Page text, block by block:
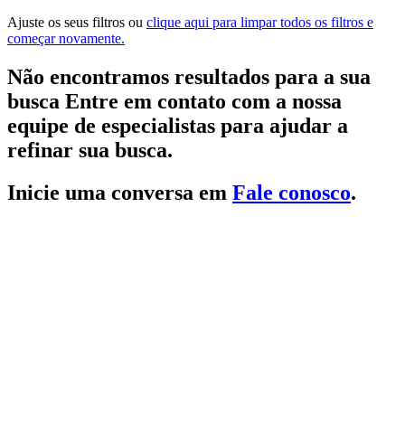
Ajuste os seus filtros ou clique aqui para limpar todos os filtros e
começar novamente.
Não encontramos resultados para a sua
busca Entre em contato com a nossa
equipe de especialistas para ajudar a
refinar sua busca.
Inicie uma conversa em Fale conosco.